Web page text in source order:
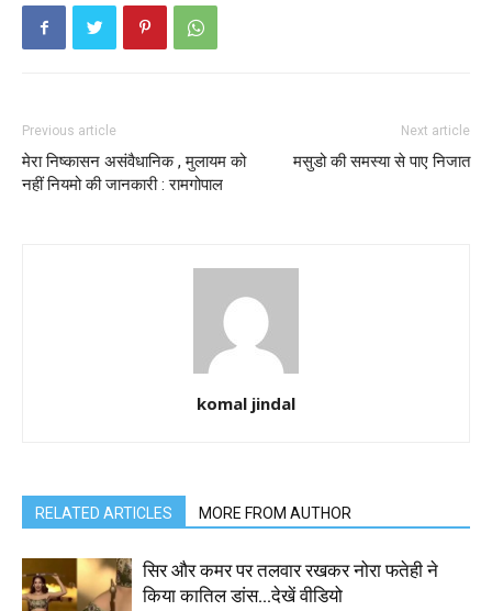
Previous article
मेरा निष्कासन असंवैधानिक , मुलायम को
नहीं नियमो की जानकारी : रामगोपाल
Next article
मसुडो की समस्या से पाए निजात
komal jindal
RELATED ARTICLES MORE FROM AUTHOR
सिर और कमर पर तलवार रखकर नोरा फतेही ने
किया कातिल डांस…देखें वीडियो